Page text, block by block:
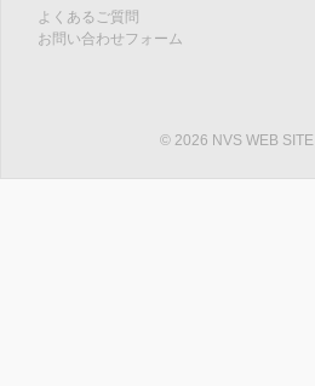
よくあるご質問
お問い合わせフォーム
© 2026 NVS WEB SITE